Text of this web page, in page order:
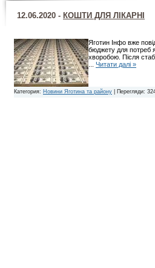
12.06.2020 - КОШТИ ДЛЯ ЛІКАРНІ
Яготин Інфо вже
бюджету для потреб
хворобою. Після
Читати далі »
Категория: Новини Яготина та району | Перегляди: